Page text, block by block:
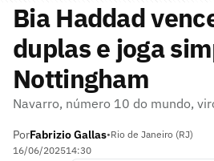
Bia Haddad
duplas e joga
Nottingham
Navarro, número 10 do mundo,
PorFabrizio Gallas•Rio de Janeiro (RJ)
16/06/202514:30